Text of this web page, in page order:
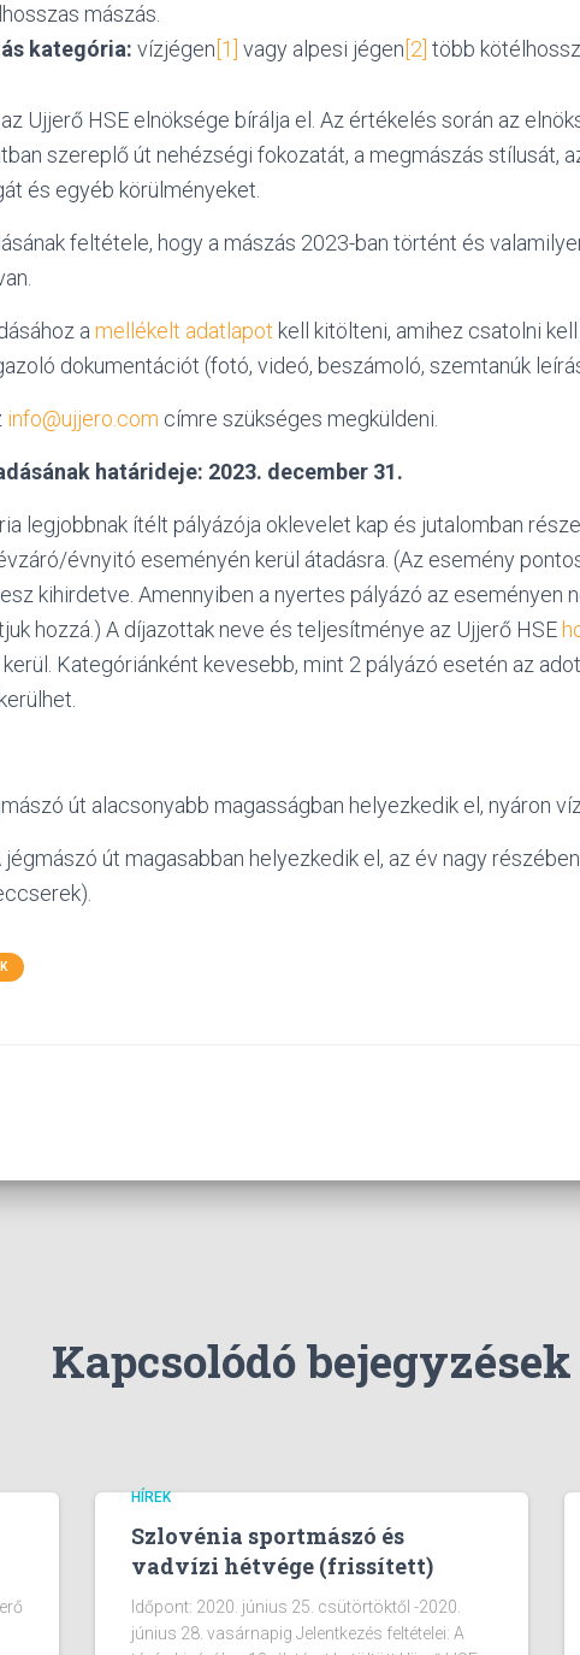
mászás.
kategória: vízjégen [1] vagy alpesi jégen [2] több
Ujjerő HSE elnöksége bírálja el. Az értékelés során az
szereplő út nehézségi fokozatát, a megmászás stílusát,
és egyéb körülményeket.
feltétele, hogy a mászás 2023-ban történt és
a mellékelt adatlapot kell kitölteni, amihez csatolni
dokumentációt (fotó, videó, beszámoló, szemtanúk
info@ujjero.com címre szükséges megküldeni.
határideje: 2023. december 31.
legjobbnak ítélt pályázója oklevelet kap és jutalomban
évnyitó eseményén kerül átadásra. (Az esemény
kihirdetve. Amennyiben a nyertes pályázó az eseményen
hozzá.) A díjazottak neve és teljesítménye az Ujjerő HSE
Kategóriánként kevesebb, mint 2 pályázó esetén az
út alacsonyabb magasságban helyezkedik el, nyáron
út magasabban helyezkedik el, az év nagy részében
Kapcsolódó bejegyzések
HÍREK
Szlovénia sportmászó és
vadvízi hétvége (frissített)
Időpont: 2020. június 25. csütörtöktől -2020.
június 28. vasárnapig Jelentkezés feltételei: A